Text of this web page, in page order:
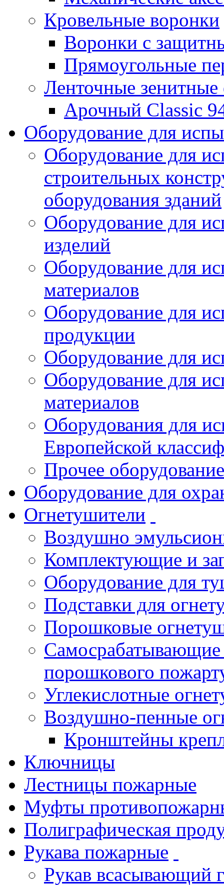
Кровельные воронки
Воронки с
Прямоугольные
Ленточные
Арочный Classic
Оборудование для
Оборудование для
строительных
оборудования зданий
Оборудование для
изделий
Оборудование для
материалов
Оборудование для
продукции
Оборудование для
Оборудование для
материалов
Оборудования для
Европейской
Прочее оборудование
Оборудование для
Огнетушители
Воздушно
Комплектующие и
Оборудование для
Подставки для
Порошковые
порошкового
Углекислотные
Воздушно-пенные
Кронштейны
Ключницы
Лестницы пожарные
Муфты
Полиграфическая
Рукава пожарные
Рукав всасывающий